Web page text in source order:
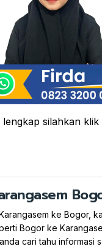
silahkan klik
ke Bogor,
Bogor ke
cari tahu informasi